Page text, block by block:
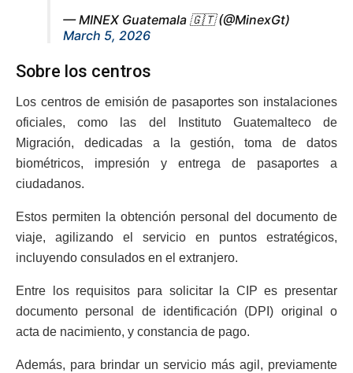
— MINEX Guatemala 🇬🇹 (@MinexGt)
March 5, 2026
Sobre los centros
Los centros de emisión de pasaportes son instalaciones
oficiales, como las del Instituto Guatemalteco de
Migración, dedicadas a la gestión, toma de datos
biométricos, impresión y entrega de pasaportes a
ciudadanos.
Estos permiten la obtención personal del documento de
viaje, agilizando el servicio en puntos estratégicos,
incluyendo consulados en el extranjero.
Entre los requisitos para solicitar la CIP es presentar
documento personal de identificación (DPI) original o
acta de nacimiento, y constancia de pago.
Además, para brindar un servicio más agil, previamente